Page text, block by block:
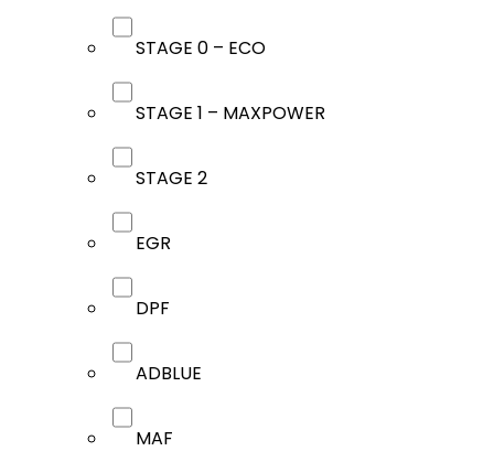
STAGE 0 – ECO
STAGE 1 – MAXPOWER
STAGE 2
EGR
DPF
ADBLUE
MAF